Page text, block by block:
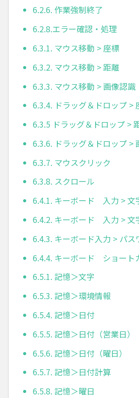
6.2.6. 作業強制終了
6.2.8.エラー確認・処理
6.3.1. マウス移動 > 座標
6.3.2. マウス移動 > 距離
6.3.3. マウス移動 > 画像認識
6.3.4. ドラッグ＆ドロップ >
6.3.5 ドラッグ＆ドロップ >
6.3.6. ドラッグ＆ドロップ >
6.3.7. マウスクリック
6.3.8. スクロール
6.4.1. キーボード 入力 > 文
6.4.2. キーボード 入力 > 文
6.4.3. キーボード入力 > パス
6.4.4. キーボード ショート
6.5.1. 記憶＞文字
6.5.3. 記憶＞環境情報
6.5.4. 記憶＞日付
6.5.5. 記憶＞日付（営業日）
6.5.6. 記憶＞日付（曜日）
6.5.7. 記憶＞日付計算
6.5.8. 記憶＞曜日